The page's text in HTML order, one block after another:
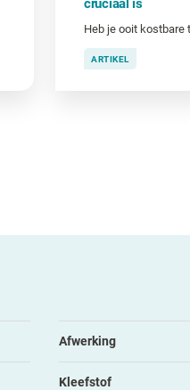
ARTIKEL
Afwerking
Kleefstof